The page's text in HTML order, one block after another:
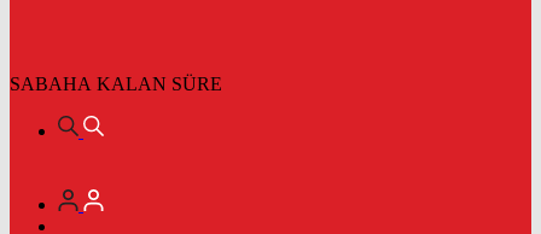
SABAHA KALAN SÜRE